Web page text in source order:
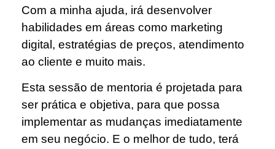
Com a minha ajuda, irá desenvolver
habilidades em áreas como marketing
digital, estratégias de preços, atendimento
ao cliente e muito mais.
Esta sessão de mentoria é projetada para
ser prática e objetiva, para que possa
implementar as mudanças imediatamente
em seu negócio. E o melhor de tudo, terá